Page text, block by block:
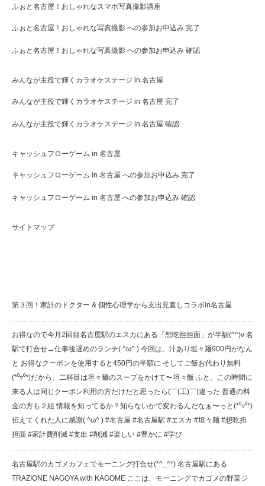
ふぉと名古屋！おしゃれなスマホ写真撮影講座
ふぉと名古屋！おしゃれな写真撮影 への参加お申込み 完了
ふぉと名古屋！おしゃれな写真撮影 への参加お申込み 確認
みんなが主役で輝くカラオケステージ in 名古屋
みんなが主役で輝くカラオケステージ in 名古屋 完了
みんなが主役で輝くカラオケステージ in 名古屋 確認
キャッシュフローゲーム in 名古屋
キャッシュフローゲーム in 名古屋 への参加お申込み 完了
キャッシュフローゲーム in 名古屋 への参加お申込み 確認
サイトマップ
第３回！家計のドクター & 個性心理学から支出見直しコラボin名古屋
お得なので今月2回目️名古屋駅のエスカにある「想吃担担面」が半額(^^)v 名
駅で打合せ→仕事後遅めのランチ( ^ω^ ) 今回は、汁あり坦々麺900円がなん
と️ お得なクーポンを使用すると450円の半額に️ そしてご飯お代わり無料
(*⁰▿⁰*)だから、二杯目は坦々麺のスープをかけて〜坦々飯️ ふと、この時間に
来る人は同じクーポン利用の方だけだと思ったら(￣(工)￣)違った️ 普通の料
金の方も２組 情報を知ってるか？知らないかで変わるんだなぁ〜っと(*⁰▿⁰*)
伝えてくれた人に感謝( ^ω^ ) #名古屋 #名古屋駅 #エスカ #坦々麺 #想吃担
担面 #家計費削減 #支出 #削減 #楽しい #豊かに #学び
名古屋駅のカゴメカフェでモーニング打合せ(*^_^*) 名古屋駅にある
TRAZIONE NAGOYA with KAGOME ここは、モーニングでカゴメの野菜ジ